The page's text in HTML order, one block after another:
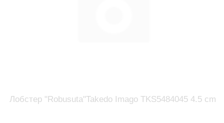
Лобстер "Robusuta"Takedo Imago TKS5484045 4.5 cm